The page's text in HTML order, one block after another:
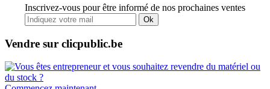
Inscrivez-vous pour être informé de nos prochaines ventes
Ok
Vendre sur clicpublic.be